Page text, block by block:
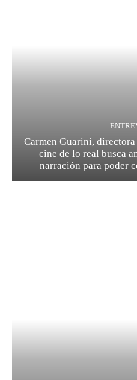
Carmen Guarini,
cine de lo real busca
narración para poder